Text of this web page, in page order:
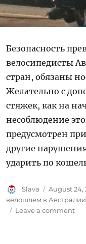
Безопасность
велосипедисты
стран, обязаны
Желательно с
стяжек, как на
несоблюдение
предусмотрен
другие
ударить по
Author
Slava
Posted
on
August 24,
велошлем в Австралии
Leave a commenton